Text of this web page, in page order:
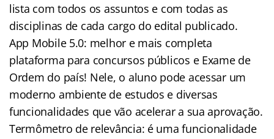
lista com todos os assuntos e com todas as
disciplinas de cada cargo do edital publicado.
App Mobile 5.0: melhor e mais completa
plataforma para concursos públicos e Exame de
Ordem do país! Nele, o aluno pode acessar um
moderno ambiente de estudos e diversas
funcionalidades que vão acelerar a sua aprovação.
Termômetro de relevância: é uma funcionalidade